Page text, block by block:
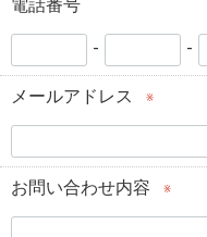
電話番号
- -
メールアドレス ※
お問い合わせ内容 ※